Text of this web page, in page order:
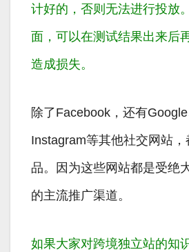
计好的，否则无法进行投放
面，可以在测试结果出来后
造成损失。
除了Facebook，还有Google
Instagram等其他社交网站
品。因为这些网站都是受绝
的主流推广渠道。
如果大家对跨境独立站的知